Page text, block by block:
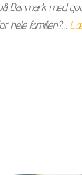
Danmark med
hele familien?…